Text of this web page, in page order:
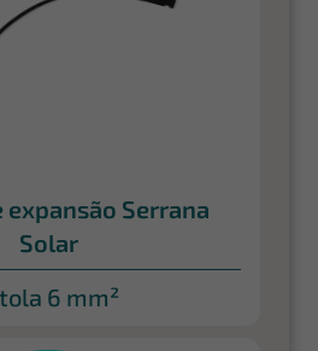
expansão Serrana
Solar
6 mm²